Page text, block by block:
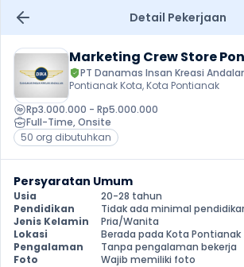
Detail Pekerjaan
Marketing Crew Store
PT Danamas Insan Kreasi
Pontianak Kota, Kota Pontianak
Rp3.000.000 - Rp5.000.000
Full-Time, Onsite
50 org dibutuhkan
Persyaratan Umum
Usia
20-28 tahun
Pendidikan
Tidak ada minimal
Jenis Kelamin
Pria/Wanita
Lokasi
Berada pada Kota Pontianak
Pengalaman
Tanpa pengalaman bekerja
Foto
Wajib memiliki foto